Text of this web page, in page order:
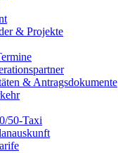
& Projekte
& Antragsdokumente
50-Taxi